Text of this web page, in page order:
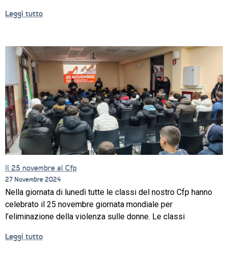
Leggi tutto
il 25 novembre al Cfp
27 Novembre 2024
Nella giornata di lunedì tutte le classi del nostro Cfp hanno
celebrato il 25 novembre giornata mondiale per
l’eliminazione della violenza sulle donne. Le classi
Leggi tutto